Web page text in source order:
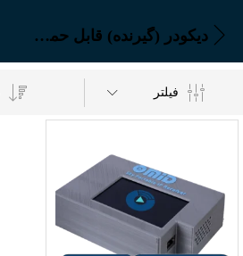
دیکودر (گیرنده) قابل حمل لینک پرتابل
فیلتر